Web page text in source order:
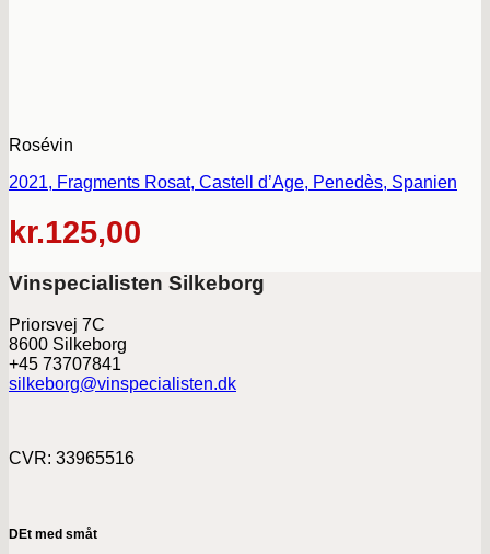
Rosévin
2021, Fragments Rosat, Castell d’Age, Penedès, Spanien
kr.125,00
Vinspecialisten Silkeborg
Priorsvej 7C
8600 Silkeborg
+45 73707841
silkeborg@vinspecialisten.dk
CVR: 33965516
DEt med småt